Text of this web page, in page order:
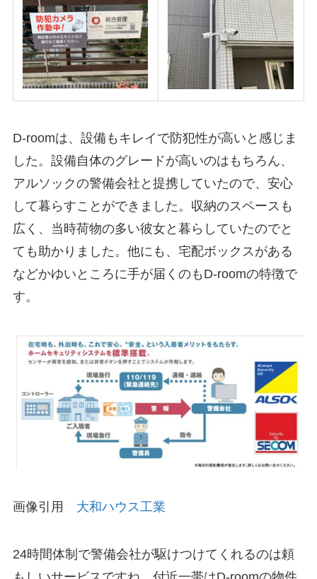
D-roomは、設備もキレイで防犯性が高いと感じま
した。設備自体のグレードが高いのはもちろん、
アルソックの警備会社と提携していたので、安心
して暮らすことができました。収納のスペースも
広く、当時荷物の多い彼女と暮らしていたのでと
ても助かりました。他にも、宅配ボックスがある
などかゆいところに手が届くのもD-roomの特徴で
す。
画像引用 大和ハウス工業
24時間体制で警備会社が駆けつけてくれるのは頼